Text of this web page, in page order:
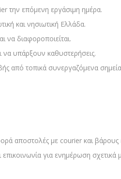
την επόμενη εργάσιμη ημέρα.
και νησιωτική Ελλάδα.
να διαφοροποιείται.
να υπάρξουν καθυστερήσεις.
από τοπικά συνεργαζόμενα
αποστολές με courier και βάρους
για ενημέρωση σχετικά